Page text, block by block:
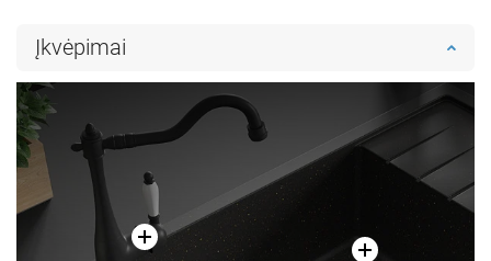
Įkvėpimai